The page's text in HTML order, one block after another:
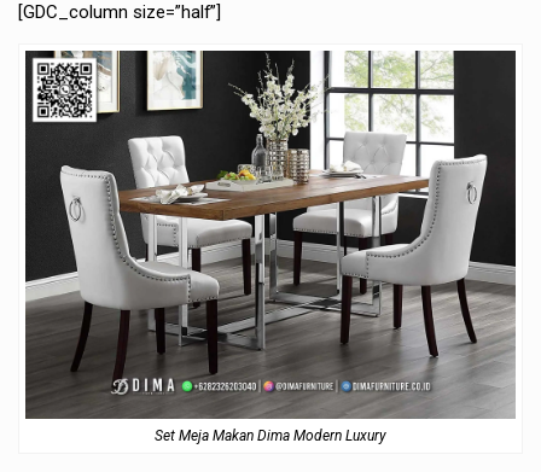
[GDC_column size=”half”]
Set Meja Makan Dima Modern Luxury